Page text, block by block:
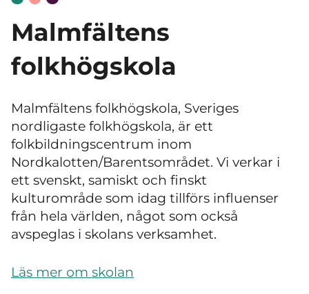
Malmfältens
folkhögskola
Malmfältens folkhögskola, Sveriges
nordligaste folkhögskola, är ett
folkbildningscentrum inom
Nordkalotten/Barentsområdet. Vi verkar i
ett svenskt, samiskt och finskt
kulturområde som idag tillförs influenser
från hela världen, något som också
avspeglas i skolans verksamhet.
Läs mer om skolan